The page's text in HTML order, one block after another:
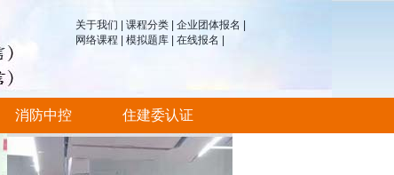
关于我们 课程分类| 企业团体报名
网络课程
模拟题库| 在线报名
消防中控 住建委认证